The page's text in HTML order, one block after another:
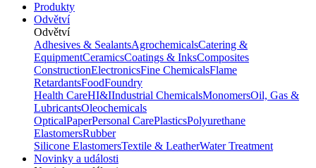
Produkty
Odvětví
Odvětví
Adhesives & SealantsAgrochemicalsCatering &
EquipmentCeramicsCoatings & InksComposites
ConstructionElectronicsFine ChemicalsFlame
RetardantsFoodFoundry
Health CareHI&IIndustrial ChemicalsMonomersOil, Gas &
LubricantsOleochemicals
OpticalPaperPersonal CarePlasticsPolyurethane
ElastomersRubber
Silicone ElastomersTextile & LeatherWater Treatment
Novinky a události